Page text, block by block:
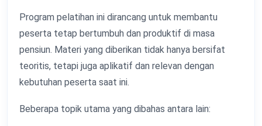
Program pelatihan ini dirancang untuk membantu
peserta tetap bertumbuh dan produktif di masa
pensiun. Materi yang diberikan tidak hanya bersifat
teoritis, tetapi juga aplikatif dan relevan dengan
kebutuhan peserta saat ini.
Beberapa topik utama yang dibahas antara lain: